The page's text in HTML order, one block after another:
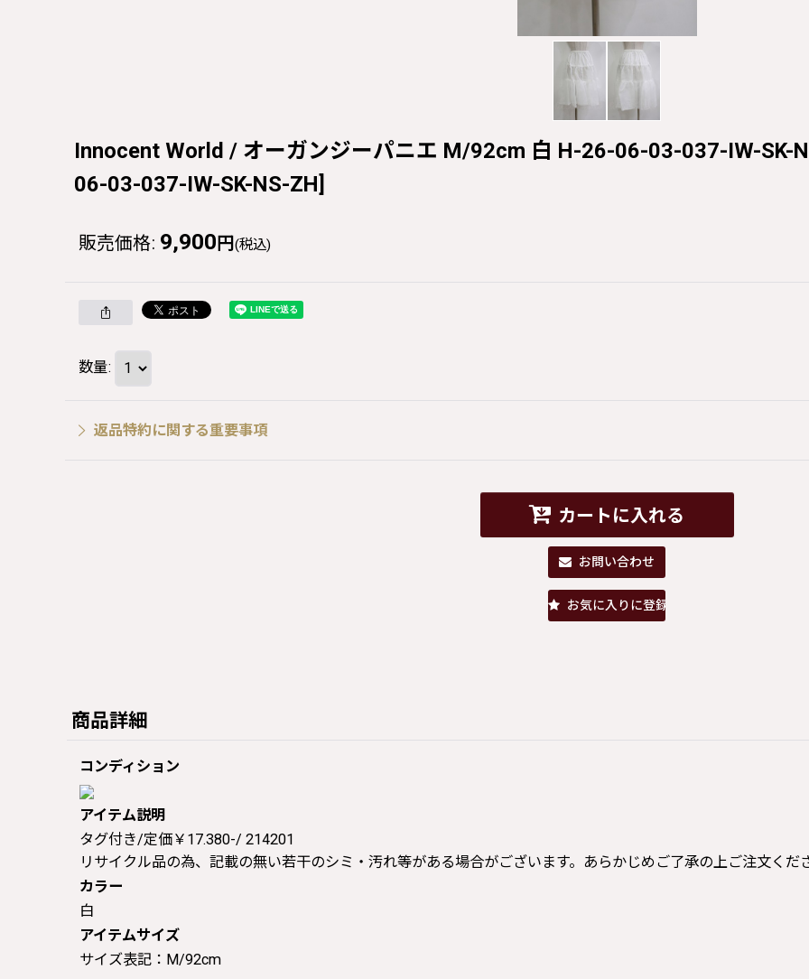
Innocent World / オーガンジーパニエ M/92cm 白 H-26-06-03-037-IW-SK-
06-03-037-IW-SK-NS-ZH]
販売価格: 9,900 円 (税込)
数量:
返品特約に関する重要事項
カートに入れる
お問い合わせ
お気に入りに登録
商品詳細
コンディション
アイテム説明
タグ付き/定価￥17.380-/ 214201
リサイクル品の為、記載の無い若干のシミ・汚れ等がある場合がございます。あらかじめご了承の上ご注文くだ
カラー
白
アイテムサイズ
サイズ表記：M/92cm